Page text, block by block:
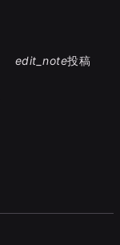
edit_note投稿